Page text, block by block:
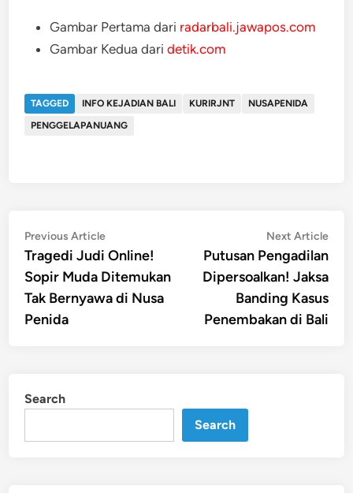
Gambar Pertama dari radarbali.jawapos.com
Gambar Kedua daridetik.com
TAGGED INFO KEJADIAN BALI KURIRJNT
NUSAPENIDA
PENGGELAPANUANG
Post
navigation
Previous ArticlePrevious
article:
Tragedi Judi Online!
Sopir Muda Ditemukan
Tak Bernyawa di Nusa
Penida
Next Article
Putusan Pengadilan
Dipersoalkan! Jaksa
Banding Kasus
Penembakan di Bali
Search
Search